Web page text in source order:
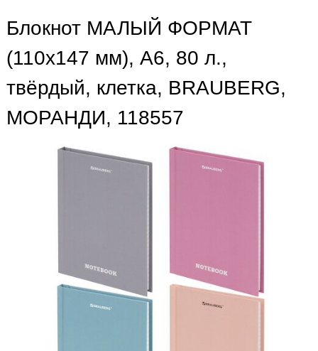
Блокнот МАЛЫЙ ФОРМАТ
(110х147 мм), А6, 80 л.,
твёрдый, клетка, BRAUBERG,
МОРАНДИ, 118557